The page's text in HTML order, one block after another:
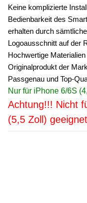
Keine komplizierte
Bedienbarkeit des
erhalten durch
Logoausschnitt auf der
Hochwertige
Originalprodukt der
Passgenau und Top-
Nur für iPhone 6/6S
Achtung!!! Nicht
(5,5 Zoll)